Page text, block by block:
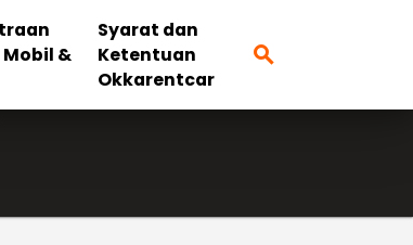
Mobil &
Syarat dan
Ketentuan
Okkarentcar
search